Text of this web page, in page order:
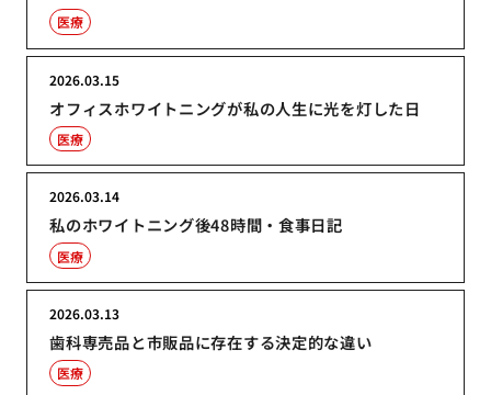
医療
オフィスホワイトニングが私の人生に光を灯した日
2026.03.15
医療
私のホワイトニング後48時間・食事日記
2026.03.14
医療
歯科専売品と市販品に存在する決定的な違い
2026.03.13
医療